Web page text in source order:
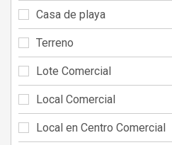
Casa de playa
Terreno
Lote Comercial
Local Comercial
Local en Centro Comercial